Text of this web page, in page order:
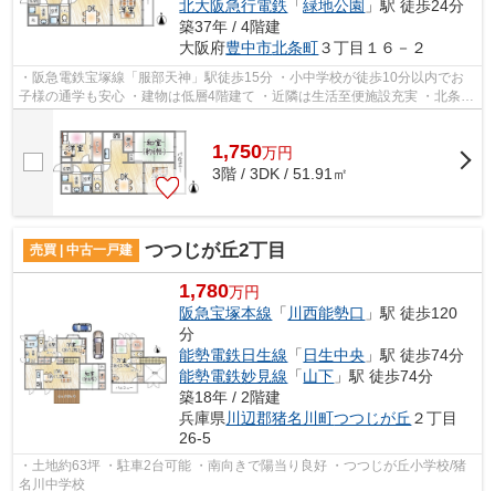
北大阪急行電鉄 「緑地公園 」駅 徒歩24分
築37年 / 4階建
大阪府豊中市北条町３丁目１６－２
・阪急電鉄宝塚線「服部天神」駅徒歩15分 ・小中学校が徒歩10分以内でお
子様の通学も安心 ・建物は低層4階建て ・近隣は生活至便施設充実 ・北条小
学校7分・第十六中学校5分
1,750万円
3階 / 3DK / 51.91㎡
売買 | 中古一戸建 つつじが丘2丁目
1,780万円
阪急宝塚本線 「 川西能勢口 」駅 徒歩120
分
能勢電鉄日生線 「 日生中央 」駅 徒歩74分
能勢電鉄妙見線 「山下 」駅 徒歩74分
築18年 / 2階建
兵庫県川辺郡猪名川町つつじが丘 ２丁目
26-5
・土地約63坪 ・駐車2台可能 ・南向きで陽当り良好 ・つつじが丘小学校/猪
名川中学校